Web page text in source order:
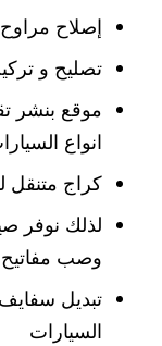
إصلاح
تصليح و
موقع بنشر
انواع
كراج متنقل
لذلك نوفر
وصب
تبديل
السيارات